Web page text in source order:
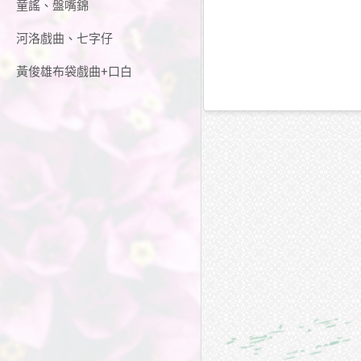
童謠、盤嘴錦
河洛戲曲、七字仔
黃俊雄布袋戲曲+口白